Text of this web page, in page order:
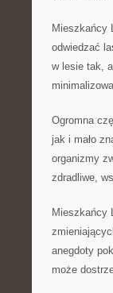
Mieszkańcy
odwiedzać
w lesie tak,
Ogromna
jak i mało
organizmy
zdradliwe,
Mieszkańcy
anegdoty
może